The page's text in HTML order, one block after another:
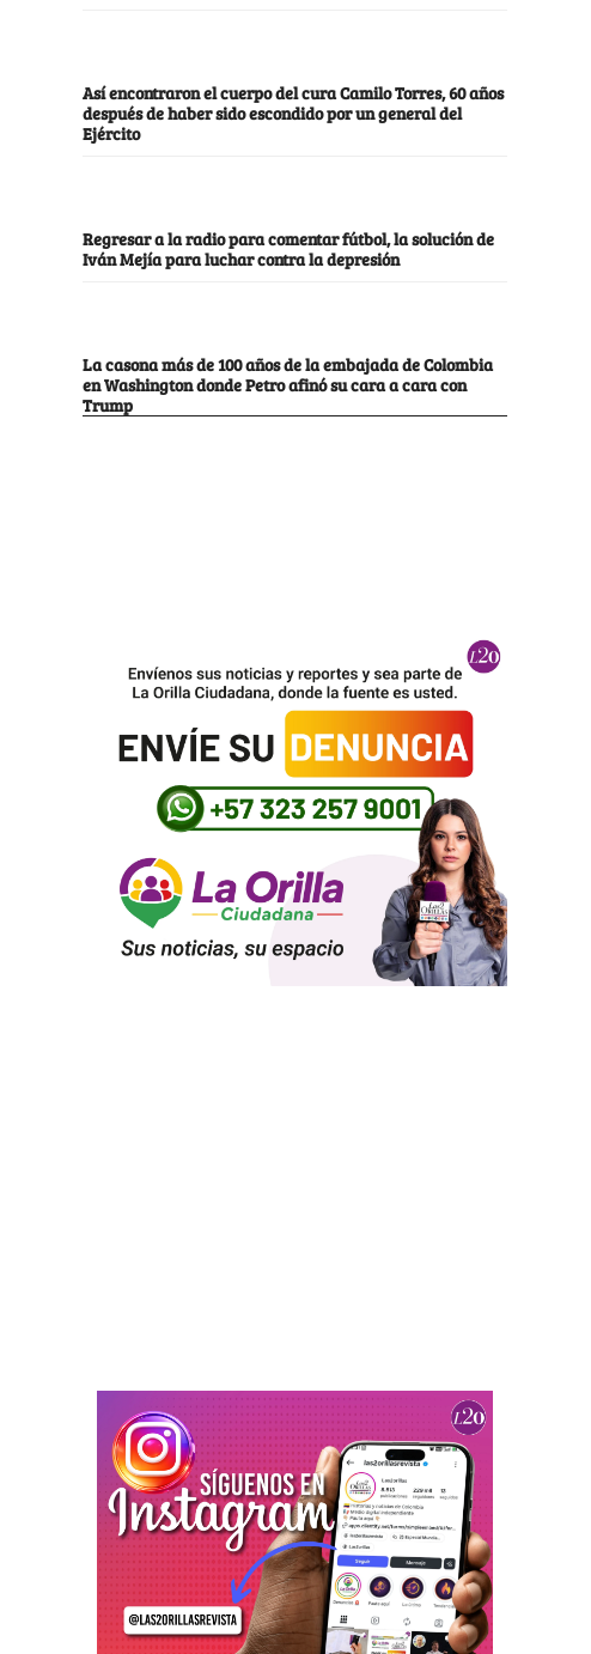
Así encontraron el cuerpo del cura Camilo Torres, 60 años
después de haber sido escondido por un general del
Ejército
Regresar a la radio para comentar fútbol, la solución de
Iván Mejía para luchar contra la depresión
La casona más de 100 años de la embajada de Colombia
en Washington donde Petro afinó su cara a cara con
Trump